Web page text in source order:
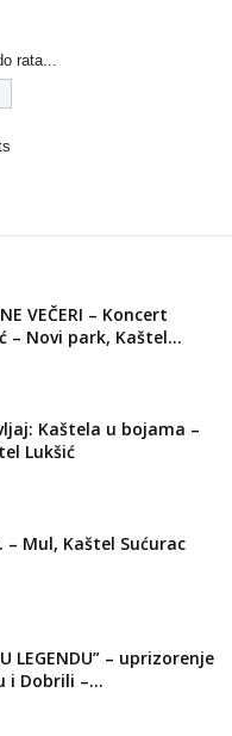
rata...
VEČERI – Koncert
– Novi park, Kaštel...
Kaštela u bojama –
Lukšić
– Mul, Kaštel Sućurac
LEGENDU” – uprizorenje
i Dobrili –...